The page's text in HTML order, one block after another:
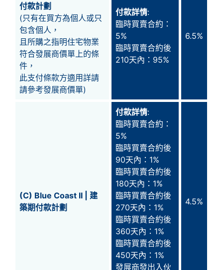
付款計劃
(只有在買方為個人或只
包含個人，
且所購之指明住宅物業
符合發展商價單 上的條
件，
此支付條款方適用詳請
請參考發展商價單)
付款詳情:
臨時買賣合約：
5%
臨時買賣合約後
210天內：95%
6.5%
(C) Blue Coast II | 建
築期付款計劃
付款詳情:
臨時買賣合約：
5%
臨時買賣合約後
90天內：1%
臨時買賣合約後
180天內：1%
臨時買賣合約後
270天內：1%
臨時買賣合約後
360天內：1%
臨時買賣合約後
450天內：1%
發展商發出入伙
4.5%